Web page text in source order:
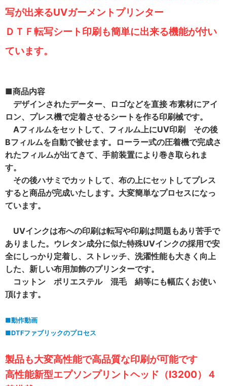
写が出来るUVガーメントプリンター
ＤＴＦ転写シート印刷も簡単に出来る機能が付い
ています。
■商品内容
デザインされたデーター、ロゴなどを直接 布素材にアイ
ロン、プレス機で定着させるシートを作る印刷械です。
Aフィルムをセットして、フィルム上にUV印刷 その後
Bフィルムを自動で被せます。ローラー式の圧着機で完成さ
れたフィルムが出てきて、手前装置により巻き取られま
す。
その後ハサミでカットして、布の上にセットしてプレス
すると商品が完成いたします。大変簡単なプロセスになっ
ています。
UVインクは布への印刷は転写や印刷は問題もあり苦手で
ありました。ウレタン成分に似た特殊UVインクの採用で安
全にしっかり定着し、ストレッチ、洗濯性能も大きく向上
した、新しい布用加飾のプリンターです。
コットン ポリエステル 混毛 絹等にも幅広くお使い
頂けます。
■動作動画
■DTFファブリックのプロセス
製品も大変高性能で高品質な印刷が可能です
高性能新型エプソンプリントヘッド（I3200）４